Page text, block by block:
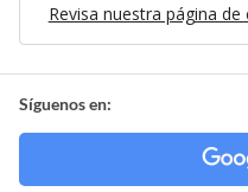
Revisa nuestra página de
Síguenos en: